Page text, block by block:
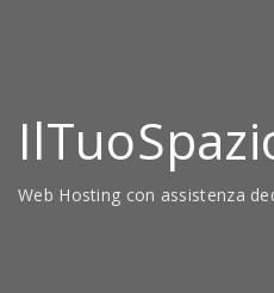
Web Hosting con assistenza